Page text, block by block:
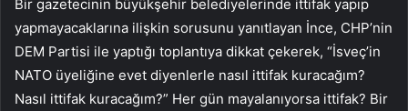
Bir gazetecinin büyükşehir belediyelerinde ittifak yapıp
yapmayacaklarına ilişkin sorusunu yanıtlayan İnce, CHP’nin
DEM Partisi ile yaptığı toplantıya dikkat çekerek, “İsveç’in
NATO üyeliğine evet diyenlerle nasıl ittifak kuracağım?
Nasıl ittifak kuracağım?” Her gün mayalanıyorsa ittifak? Bir